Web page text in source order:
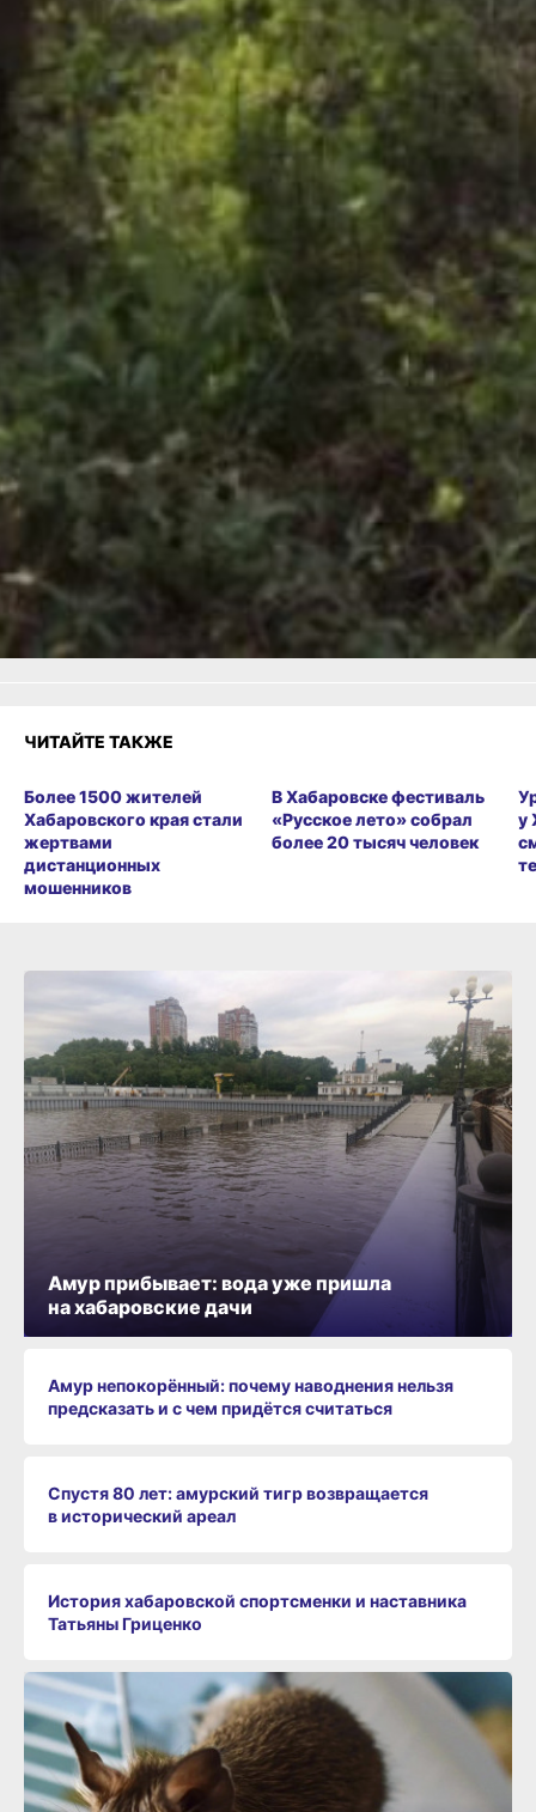
уголовная
ответственность
до десяти лет лишения
свободы.
Минлесхоз края
призывает граждан
соблюдать правила
пожарной безопасности
и сообщать о возгораниях
по телефону 8-800-100-
94-00 или в службу «112».
в Хабаровском крае, а
пожарные тушили
торговый павильон
и квартиру
Читайте нас в соцсетях:
ВКонтакте
Одноклассники,
Телеграм
Яндекс.ДзениМАКС
Как вам материал?
Супер
Грустно
Злость
Разочарование
ЧИТАЙТЕ ТАКЖЕ
Более 1500 жителей
Хабаровского края стали
жертвами
дистанционных
мошенников
В Хабаровске фестиваль
«Русское лето» собрал
более 20 тысяч человек
у
Амур прибывает: вода уже пришла
на хабаровские дачи
Амур непокорённый: почему наводнения нельзя
предсказать и с чем придётся считаться
Спустя 80 лет: амурский тигр возвращается
в исторический ареал
История хабаровской спортсменки и наставника
Татьяны Гриценко